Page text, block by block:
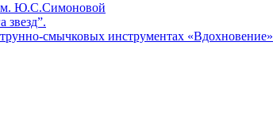
Ю.С.Симоновой
звезд”.
смычковых инструментах «Вдохновение»